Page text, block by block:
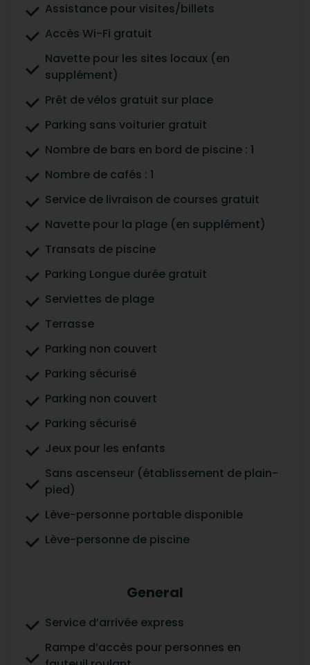
Assistance pour visites/billets
Accès Wi-Fi gratuit
Navette pour les sites locaux (en
supplément)
Prêt de vélos gratuit sur place
Parking sans voiturier gratuit
Nombre de bars en bord de piscine : 1
Nombre de cafés : 1
Service de livraison de courses gratuit
Navette pour la plage (en supplément)
Transats de piscine
Parking Longue durée gratuit
Serviettes de plage
Terrasse
Parking non couvert
Parking sécurisé
Parking non couvert
Parking sécurisé
Jeux pour les enfants
Sans ascenseur (établissement de plain-
pied)
Lève-personne portable disponible
Lève-personne de piscine
General
Service d’arrivée express
Rampe d’accès pour personnes en